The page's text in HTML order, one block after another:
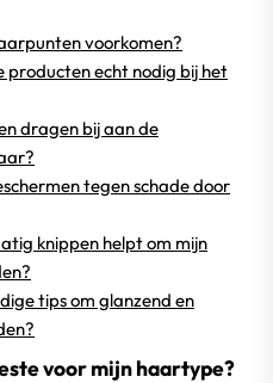
voorkomen?
producten echt nodig bij het
dragen bij aan de
tegen schade door
knippen helpt om mijn
tips om glanzend en
voor mijn haartype?